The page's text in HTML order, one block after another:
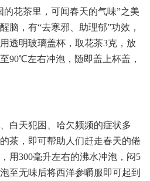
的花茶里，可闻春天的气味”之美
脑，有“去寒邪、助理郁”功效，
透明玻璃盖杯，取花茶3克，放
90℃左右冲泡，随即盖上杯盖，
白天犯困、哈欠频频的症状多
茶，即可帮助人们赶走春天的倦
用300毫升左右的沸水冲泡，闷5
至无味后将西洋参嚼服即可起到